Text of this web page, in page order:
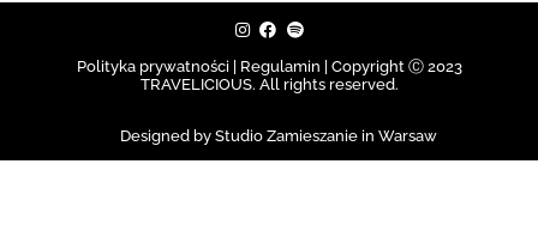
Polityka prywatności | Regulamin | Copyright Ⓒ 2023
TRAVELICIOUS. All rights reserved.
Designed by Studio Zamieszanie in Warsaw